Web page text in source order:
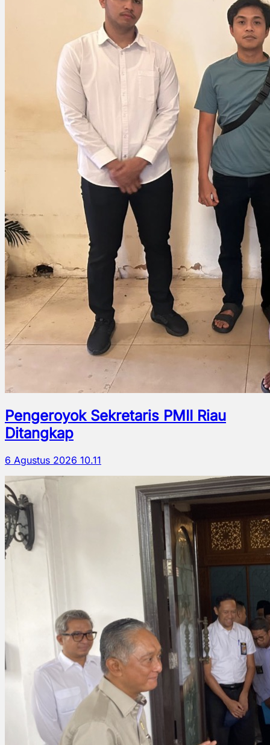
Pengeroyok Sekretaris PMII Riau
Ditangkap
6 Agustus 2026 10.11